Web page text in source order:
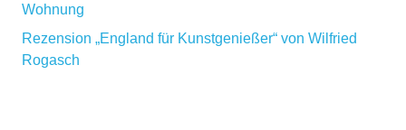
Wohnung
Rezension „England für Kunstgenießer“ von Wilfried
Rogasch